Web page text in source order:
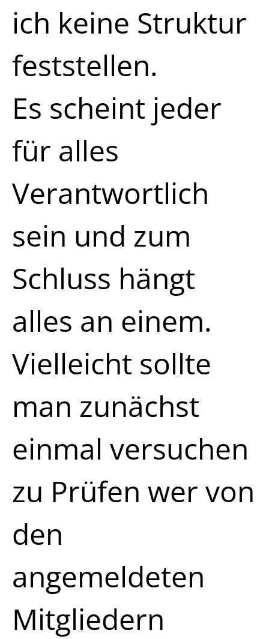
ich keine Struktur
feststellen.
Es scheint jeder
für alles
Verantwortlich
sein und zum
Schluss hängt
alles an einem.
Vielleicht sollte
man zunächst
einmal versuchen
zu Prüfen wer von
den
angemeldeten
Mitgliedern